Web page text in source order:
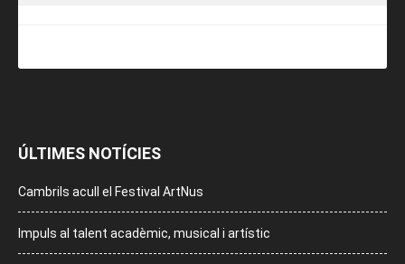
ÚLTIMES NOTÍCIES
Cambrils acull el Festival ArtNus
Impuls al talent acadèmic, musical i artístic